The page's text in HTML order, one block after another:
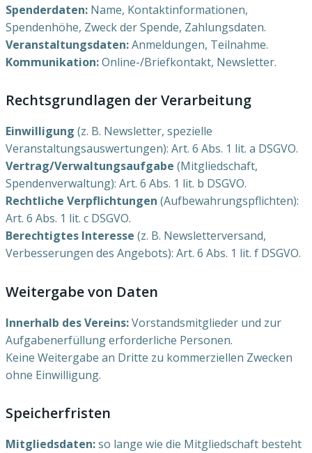
Spenderdaten: Name, Kontaktinformationen,
Spendenhöhe, Zweck der Spende, Zahlungsdaten.
Veranstaltungsdaten:Anmeldungen, Teilnahme.
Kommunikation:Online-/Briefkontakt, Newsletter.
Rechtsgrundlagen der Verarbeitung
Einwilligung (z. B. Newsletter, spezielle
Veranstaltungsauswertungen): Art. 6 Abs. 1 lit. a DSGVO.
Vertrag/Verwaltungsaufgabe (Mitgliedschaft,
Spendenverwaltung): Art. 6 Abs. 1 lit. b DSGVO.
Rechtliche Verpflichtungen (Aufbewahrungspflichten):
Art. 6 Abs. 1 lit. c DSGVO.
Berechtigtes Interesse (z. B. Newsletterversand,
Verbesserungen des Angebots): Art. 6 Abs. 1 lit. f DSGVO.
Weitergabe von Daten
Innerhalb des Vereins:Vorstandsmitglieder und zur
Aufgabenerfüllung erforderliche Personen.
Keine Weitergabe an Dritte zu kommerziellen Zwecken
ohne Einwilligung.
Speicherfristen
Mitgliedsdaten:so lange wie die Mitgliedschaft besteht